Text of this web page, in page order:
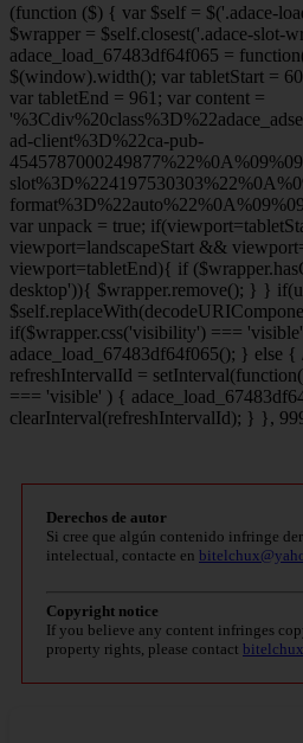
(function ($) { var $self = $('.adace-
$wrapper = $self.closest('.adace-slot-
adace_load_67483df64f065 =
$(window).width(); var tabletStart =
var tabletEnd = 961; var content =
ad-client%3D%22ca-pub-
var unpack = true; if(viewport
viewport=landscapeStart && viewport
viewport=tabletEnd){ if
desktop')){ $wrapper.remove(); } }
if($wrapper.css('visibility') ===
adace_load_67483df64f065(); } else
refreshIntervalId =
=== 'visible' ) {
clearInterval(refreshIntervalId); } },
Derechos de autor
Si cree que algún contenido infringe
intelectual, contacte en
Copyright notice
If you believe any content infringes
property rights, please contact